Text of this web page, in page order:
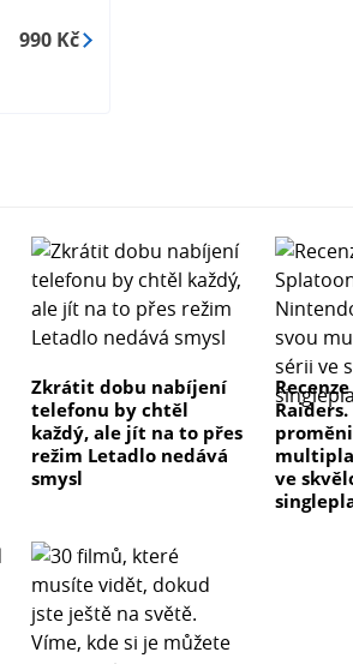
990 Kč
Zkrátit dobu nabíjení
telefonu by chtěl
každý, ale jít na to přes
režim Letadlo nedává
smysl
ve